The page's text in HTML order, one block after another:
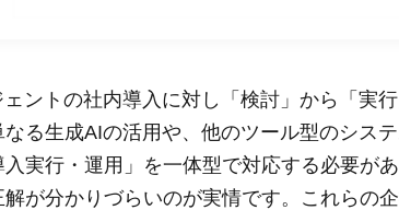
ントの社内導入に対し「検討」から「実
る生成AIの活用や、他のツール型のシス
実行・運用」を一体型で対応する必要が
が分かりづらいのが実情です。これらの